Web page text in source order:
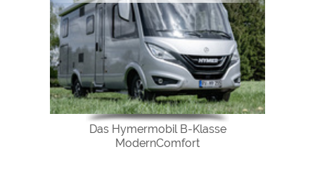
Das Hymermobil B-Klasse
ModernComfort